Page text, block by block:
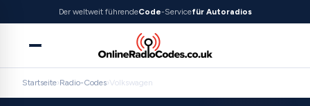
Der weltweit führendeCode-Servicefür Autoradios
Startseite›Radio-Codes›Volkswagen